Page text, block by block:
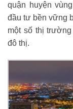
quận huyện
đầu tư bền vững
một số thị
đô thị.